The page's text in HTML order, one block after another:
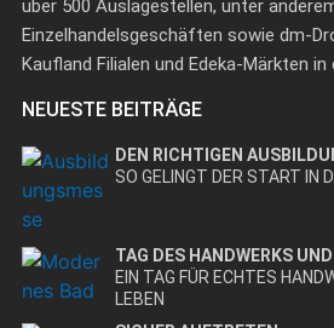
über 500 Auslagestellen, unter
Einzelhandelsgeschäften sowie dm-
Kaufland Filialen und Edeka-Märkten in
NEUESTE BEITRÄGE
DEN RICHTIGEN
SO GELINGT DER START IN
TAG DES HANDWERKS
EIN TAG FÜR ECHTES
LEBEN